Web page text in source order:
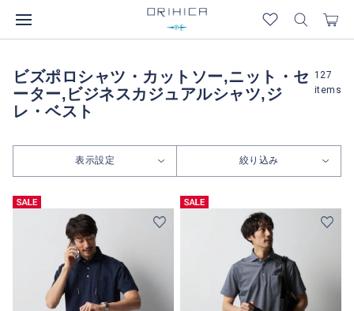
ビズポロシャツ・カットソー,ニット・セ
ーター,ビジネスカジュアルシャツ,ジ
レ・ベスト
127
items
表示設定 絞り込み